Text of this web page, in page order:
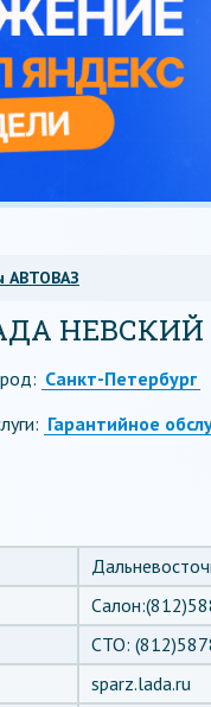
АВТОВАЗ
Санкт-Петербург
Гарантийное
СТО:
sparz.lada.ru